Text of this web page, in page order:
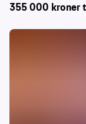
355 000 kroner